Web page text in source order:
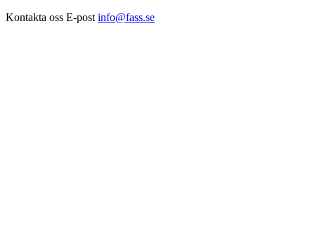
Kontakta oss E-post info@fass.se